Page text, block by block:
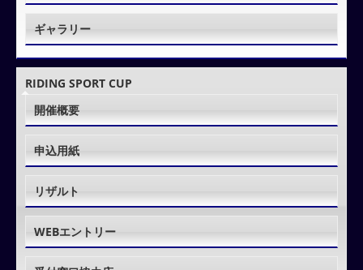
ギャラリー
RIDING SPORT CUP
開催概要
申込用紙
リザルト
WEBエントリー